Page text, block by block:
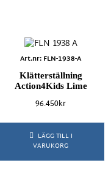
Art.nr: FLN-1938-A
Klätterställning
Action4Kids Lime
96.450kr
LÄGG TILL I
VARUKORG